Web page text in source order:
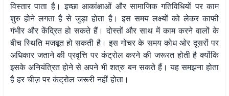
विस्तार पाता है। इच्छा आकांक्षाओं और सामाजिक गतिविधियों पर काम
शुरु होने लगता है से जुड़ा होता है। इस समय लक्ष्यों को लेकर काफी
गंभीर और केंद्रित हो सकते हैं। दोस्तों और साथ में काम करने वालों के
बीच स्थिति मजबूत हो सकती है। इस गोचर के समय कोध ओर दूसरों पर
अधिकार जताने की प्रवृत्ति पर कंट्रोल करने की जरूरत होती है क्योंकि
इसके अनियंत्रित होने से अपने भी शत्रु बन सकते हैं। यह समझना होता
है हर चीज़ पर कंट्रोल जरूरी नहीं होता।